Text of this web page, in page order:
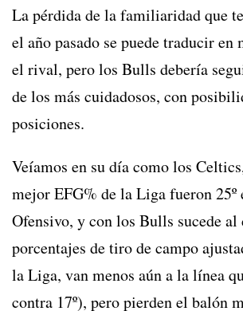
La pérdida de la familiaridad que
el año pasado se puede traducir en
el rival, pero los Bulls debería
de los más cuidadosos, con
posiciones.
Veíamos en su día como los
mejor EFG% de la Liga fueron 25º
Ofensivo, y con los Bulls sucede
porcentajes de tiro de campo
la Liga, van menos aún a la línea
contra 17º), pero pierden el balón